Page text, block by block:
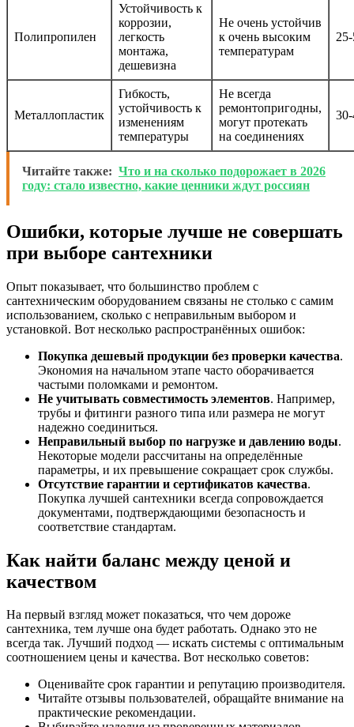
Полипропилен
Устойчивость к
коррозии,
легкость
монтажа,
дешевизна
Не очень устойчив
к очень высоким
температурам
Металлопластик
Гибкость,
устойчивость к
изменениям
температуры
Не всегда
ремонтопригодны,
могут протекать
на соединениях
Читайте также: Что и на сколько подорожает в 2026
году: стало известно, какие ценники ждут россиян
Ошибки, которые лучше не совершать
при выборе сантехники
Опыт показывает, что большинство проблем с
сантехническим оборудованием связаны не столько с самим
использованием, сколько с неправильным выбором и
установкой. Вот несколько распространённых ошибок:
Покупка дешевый продукции без проверки качества.
Экономия на начальном этапе часто оборачивается
частыми поломками и ремонтом.
Не учитывать совместимость элементов. Например,
трубы и фитинги разного типа или размера не могут
надежно соединиться.
Неправильный выбор по нагрузке и давлению воды.
Некоторые модели рассчитаны на определённые
параметры, и их превышение сокращает срок службы.
Отсутствие гарантии и сертификатов качества.
Покупка лучшей сантехники всегда сопровождается
документами, подтверждающими безопасность и
соответствие стандартам.
Как найти баланс между ценой и
качеством
На первый взгляд может показаться, что чем дороже
сантехника, тем лучше она будет работать. Однако это не
всегда так. Лучший подход — искать системы с оптимальным
соотношением цены и качества. Вот несколько советов:
Оценивайте срок гарантии и репутацию производителя.
Читайте отзывы пользователей, обращайте внимание на
практические рекомендации.